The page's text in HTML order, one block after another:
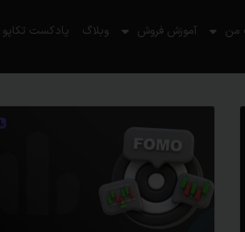
من آموزش فروش وبلاگ پادکست تکاپو